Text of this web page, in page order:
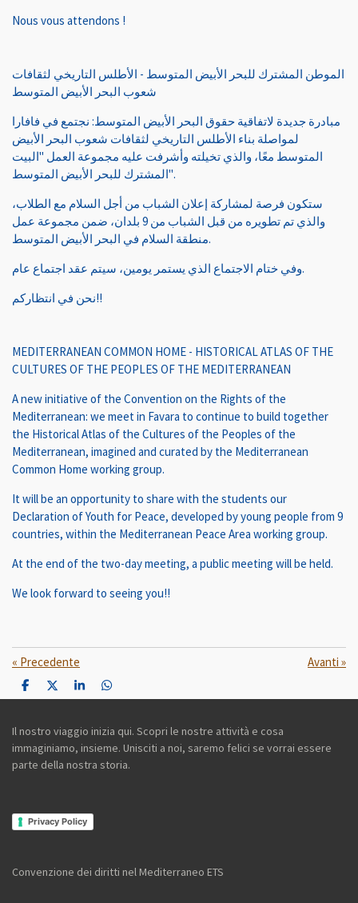
Nous vous attendons !
الموطن المشترك للبحر الأبيض المتوسط ​​- الأطلس التاريخي لثقافات
شعوب البحر الأبيض المتوسط
مبادرة جديدة لاتفاقية حقوق البحر الأبيض المتوسط: نجتمع في فافارا
لمواصلة بناء الأطلس التاريخي لثقافات شعوب البحر الأبيض
المتوسط ​​معًا، والذي تخيلته وأشرفت عليه مجموعة العمل "البيت
المشترك للبحر الأبيض المتوسط".
ستكون فرصة لمشاركة إعلان الشباب من أجل السلام مع الطلاب،
والذي تم تطويره من قبل الشباب من 9 بلدان، ضمن مجموعة عمل
منطقة السلام في البحر الأبيض المتوسط.
وفي ختام الاجتماع الذي يستمر يومين، سيتم عقد اجتماع عام.
نحن في انتظاركم!!
MEDITERRANEAN COMMON HOME - HISTORICAL ATLAS OF THE
CULTURES OF THE PEOPLES OF THE MEDITERRANEAN
A new initiative of the Convention on the Rights of the
Mediterranean: we meet in Favara to continue to build together
the Historical Atlas of the Cultures of the Peoples of the
Mediterranean, imagined and curated by the Mediterranean
Common Home working group.
It will be an opportunity to share with the students our
Declaration of Youth for Peace, developed by young people from 9
countries, within the Mediterranean Peace Area working group.
At the end of the two-day meeting, a public meeting will be held.
We look forward to seeing you!!
« Precedente Avanti »
C
o
i
v
i
C
o
v
i
C
o
d
i
v
i
C
o
d
i
v
i
Il nostro viaggio inizia qui. Scopri le nostre attività e cosa
immaginiamo, insieme. Unisciti a noi, saremo felici se vorrai essere
parte della nostra storia.
Privacy Policy
Convenzione dei diritti nel Mediterraneo ETS